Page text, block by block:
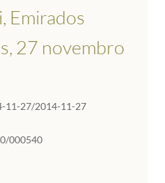
Emirados
27 novembro
11-27/2014-11-27
000540